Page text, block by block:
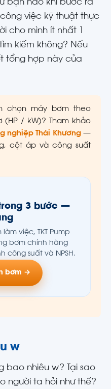
bạn nào khi bước ra
việc kỹ thuật thực
cho mình ít nhất 1
kiếm không? Nếu
tổng hợp này của
chọn máy bơm theo
/ kW)? Tham khảo
nghiệp Thái Khương—
cột áp và công suất
3 bước —
việc, TKT Pump
bơm chính hãng
công suất và NPSH.
bơm →
w
bao nhiêu w? Tại sao
người ta hỏi như thế?